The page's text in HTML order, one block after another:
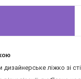
дизайнерське ліжко зі